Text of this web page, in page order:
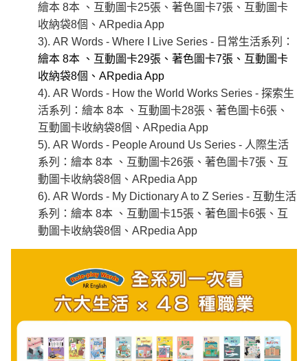
繪本 8本 、互動圖卡25張、著色圖卡7張、互動圖卡
收納袋8個、ARpedia App
3). AR Words - Where I Live Series - 日常生活系列：
繪本 8本 、互動圖卡29張、著色圖卡7張、互動圖卡
收納袋8個、ARpedia App
4). AR Words - How the World Works Series - 探索生
活系列： 繪本 8本 、互動圖卡28張、著色圖卡6張、
互動圖卡收納袋8個、ARpedia App
5). AR Words - People Around Us Series - 人際生活
系列： 繪本 8本 、互動圖卡26張、著色圖卡7張、互
動圖卡收納袋8個、ARpedia App
6). AR Words - My Dictionary A to Z Series - 互動生活
系列： 繪本 8本 、互動圖卡15張、著色圖卡6張、互
動圖卡收納袋8個、ARpedia App